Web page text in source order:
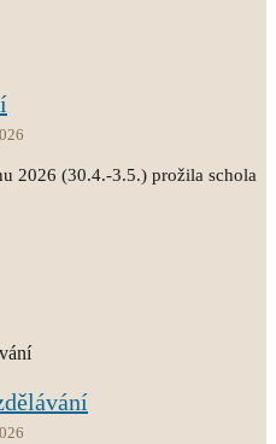
2026 (30.4.-3.5.) prožila schola